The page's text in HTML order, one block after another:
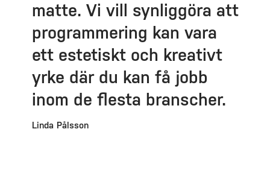
matte. Vi vill synliggöra att
programmering kan vara
ett estetiskt och kreativt
yrke där du kan få jobb
inom de flesta branscher.
Linda Pålsson